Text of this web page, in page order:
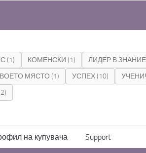
(1) КОМЕНСКИ (1) ЛИДЕР В
МЯСТО (1) УСПЕХ(10)
на купувача Support